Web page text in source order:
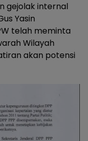
gejolak internal
Yasin
telah meminta
Wilayah
akan potensi